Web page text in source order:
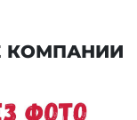
КОМПАНИИ